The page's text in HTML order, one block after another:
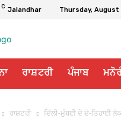
C Jalandhar Thursday, August
ਰਾਸ਼ਟਰੀ ਪੰਜਾਬ
ਰਾਸ਼ਟਰੀ ਦਿੱਲੀ-ਮੁੰਬਈ ਦੇ ਦੋ-ਤਿਹਾਈ